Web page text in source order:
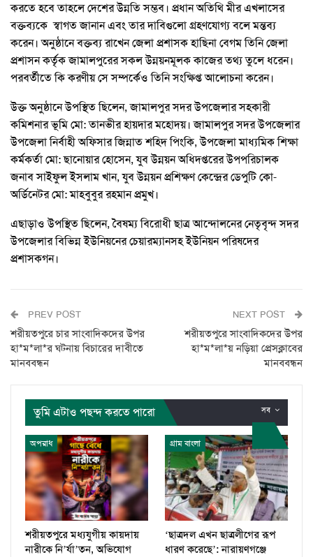
করতে হবে তাহলে দেশের উন্নতি সম্ভব। প্রধান অতিথি মীর এখলাসের
বক্তব্যকে স্বাগত জানান এবং তার দাবিগুলো গ্রহণযোগ্য বলে মন্তব্য
করেন। অনুষ্ঠানে বক্তব্য রাখেন জেলা প্রশাসক হাছিনা বেগম তিনি জেলা
প্রশাসন কর্তৃক জামালপুরের সকল উন্নয়নমূলক কাজের তথ্য তুলে ধরেন।
পরবর্তীতে কি করণীয় সে সম্পর্কেও তিনি সংক্ষিপ্ত আলোচনা করেন।
উক্ত অনুষ্ঠানে উপস্থিত ছিলেন, জামালপুর সদর উপজেলার সহকারী
কমিশনার ভূমি মো: তানভীর হায়দার মহোদয়। জামালপুর সদর উপজেলার
উপজেলা নির্বাহী অফিসার জিন্নাত শহিদ পিংকি, উপজেলা মাধ্যমিক শিক্ষা
কর্মকর্তা মো: ছানোয়ার হোসেন, যুব উন্নয়ন অধিদপ্তরের উপপরিচালক
জনাব সাইফুল ইসলাম খান, যুব উন্নয়ন প্রশিক্ষণ কেন্দ্রের ডেপুটি কো-
অর্ডিনেটর মো: মাহবুবুর রহমান প্রমুখ।
এছাড়াও উপস্থিত ছিলেন, বৈষম্য বিরোধী ছাত্র আন্দোলনের নেতৃবৃন্দ সদর
উপজেলার বিভিন্ন ইউনিয়নের চেয়ারম্যানসহ ইউনিয়ন পরিষদের
প্রশাসকগন।
PREV POST
শরীয়তপুরে চার সাংবাদিকদের উপর
হা*ম*লা*র ঘটনায় বিচারের দাবীতে
মানববন্ধন
NEXT POST
শরীয়তপুরে সাংবাদিকদের উপর
হা*ম*লা*য় নড়িয়া প্রেসক্লাবের
মানববন্ধন
সব
তুমি এটাও পছন্দ করতে পারো
অপরাধ
শরীয়তপুরে মধ্যযুগীয় কায়দায়
নারীকে নি’র্যা’তন, অভিযোগ
গ্রাম বাংলা
‘ছাত্রদল এখন ছাত্রলীগের রূপ
ধারণ করেছে’: নারায়ণগঞ্জে